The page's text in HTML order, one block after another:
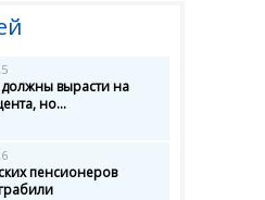
вырасти на
но...
пенсионеров